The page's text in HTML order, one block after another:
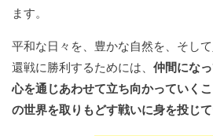
ます。
平和な日々を、豊かな自然を、そし
還戦に勝利するためには、 仲間にな
心を通じあわせて立ち向かっていく
の世界を取りもどす戦いに身を投じて